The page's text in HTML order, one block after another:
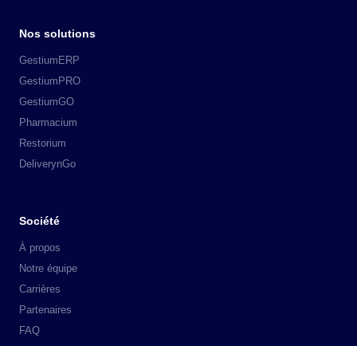
Nos solutions
GestiumERP
GestiumPRO
GestiumGO
Pharmacium
Restorium
DeliverynGo
Société
À propos
Notre équipe
Carrières
Partenaires
FAQ